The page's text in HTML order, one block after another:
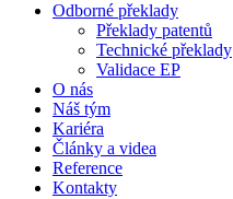
Odborné překlady
Překlady patentů
Technické překlady
Validace EP
O nás
Náš tým
Kariéra
Články a videa
Reference
Kontakty